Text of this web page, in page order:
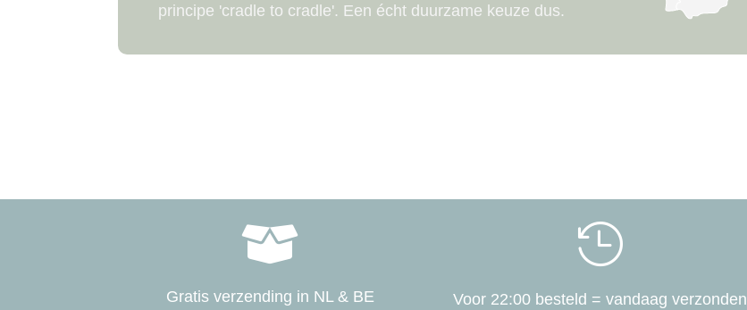
principe 'cradle to cradle'. Een écht duurzame keuze dus.

Gratis verzending in NL & BE

Voor 22:00 besteld = vandaag verzonden